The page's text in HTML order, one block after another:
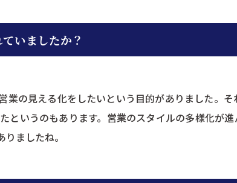
いましたか？
の見える化をしたいという目的がありました。
というのもあります。営業のスタイルの多様化が
ましたね。